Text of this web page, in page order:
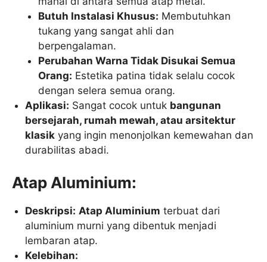
Butuh Instalasi Khusus: Membutuhkan
tukang yang sangat ahli dan
berpengalaman.
Perubahan Warna Tidak Disukai Semua
Orang: Estetika patina tidak selalu cocok
dengan selera semua orang.
Aplikasi: Sangat cocok untuk bangunan
bersejarah, rumah mewah, atau arsitektur
klasik yang ingin menonjolkan kemewahan dan
durabilitas abadi.
Atap Aluminium:
Deskripsi: Atap Aluminium terbuat dari
aluminium murni yang dibentuk menjadi
lembaran atap.
Kelebihan: